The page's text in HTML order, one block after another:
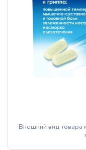
Внешний вид товара